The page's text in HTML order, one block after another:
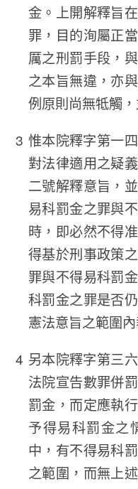
金。上開解釋旨
罪，目的洵屬正
厲之刑罰手段，
之本旨無違，亦
例原則尚無牴觸
惟本院釋字第一
對法律適用之疑
二號解釋意旨，
易科罰金之罪與
時，即必然不得
得基於刑事政策
罪與不得易科罰
科罰金之罪是否
憲法意旨之範圍
另本院釋字第三
法院宣告數罪併
罰金，而定應執
予得易科罰金之
中，有不得易科
之範圍，而無上